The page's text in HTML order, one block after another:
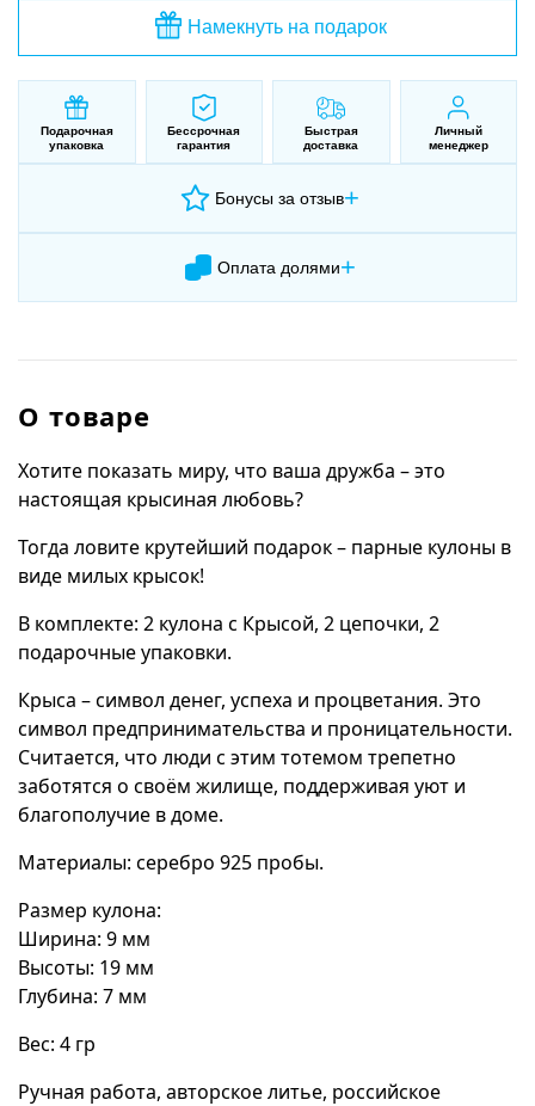
Намекнуть на подарок
Подарочная
упаковка
Бессрочная
гарантия
Быстрая
доставка
Личный
менеджер
Бонусы за отзыв+
Оплата долями+
О товаре
Хотите показать миру, что ваша дружба – это
настоящая крысиная любовь?
Тогда ловите крутейший подарок – парные кулоны в
виде милых крысок!
В комплекте: 2 кулона с Крысой, 2 цепочки, 2
подарочные упаковки.
Крыса – символ денег, успеха и процветания. Это
символ предпринимательства и проницательности.
Считается, что люди с этим тотемом трепетно
заботятся о своём жилище, поддерживая уют и
благополучие в доме.
Материалы: серебро 925 пробы.
Размер кулона:
Ширина: 9 мм
Высоты: 19 мм
Глубина: 7 мм
Вес: 4 гр
Ручная работа, авторское литье, российское